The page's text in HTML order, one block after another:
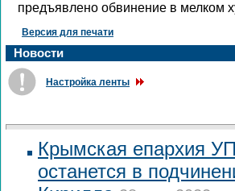
предъявлено обвинение в мелком
Версия для печати
Новости
Настройка ленты
Крымская епархия
останется в